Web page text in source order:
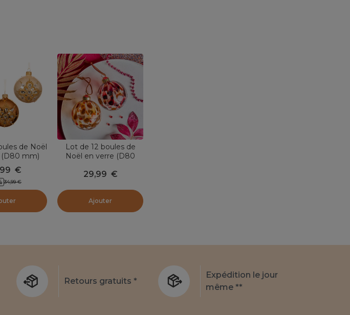
de Noël
(D80 mm)
prestige
et Brun
€
34,99 €
Lot de 12 boules de
Noël en verre (D80
Brun café et cognac
29,99 €
Ajouter
Retours gratuits *
Expédition le jour
même **